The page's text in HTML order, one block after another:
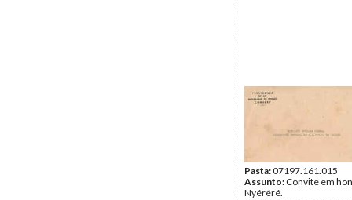
Pasta:07197.161.015
Assunto: Convite em
Nyéréré.